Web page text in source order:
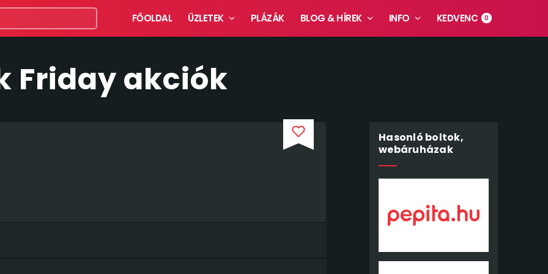
FŐOLDAL ÜZLETEK PLÁZÁK BLOG & HÍREK INFO KEDVENC 0
Friday akciók
Hasonló boltok,
webáruházak